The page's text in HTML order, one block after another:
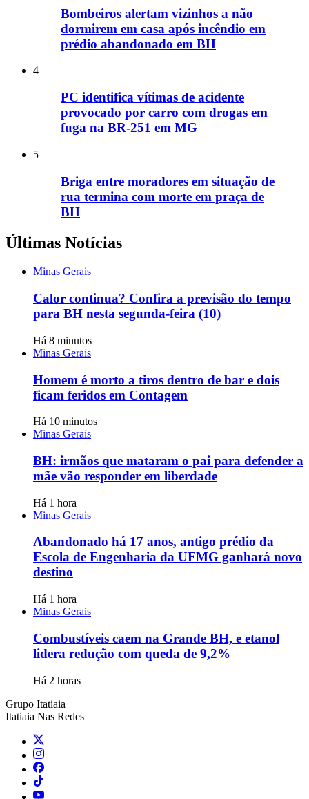
Bombeiros alertam vizinhos a não
dormirem em casa após incêndio em
prédio abandonado em BH
4
PC identifica vítimas de acidente
provocado por carro com drogas em
fuga na BR-251 em MG
5
Briga entre moradores em situação de
rua termina com morte em praça de
BH
Últimas Notícias
Minas Gerais
Calor continua? Confira a previsão do tempo
para BH nesta segunda-feira (10)
Há 8 minutos
Minas Gerais
Homem é morto a tiros dentro de bar e dois
ficam feridos em Contagem
Há 10 minutos
Minas Gerais
BH: irmãos que mataram o pai para defender a
mãe vão responder em liberdade
Há 1 hora
Minas Gerais
Abandonado há 17 anos, antigo prédio da
Escola de Engenharia da UFMG ganhará novo
destino
Há 1 hora
Minas Gerais
Combustíveis caem na Grande BH, e etanol
lidera redução com queda de 9,2%
Há 2 horas
Grupo Itatiaia
Itatiaia Nas Redes